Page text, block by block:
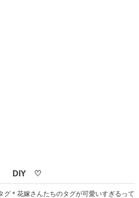
DIY ♡
グ＊花嫁さんたちのタグが可愛いすぎるって